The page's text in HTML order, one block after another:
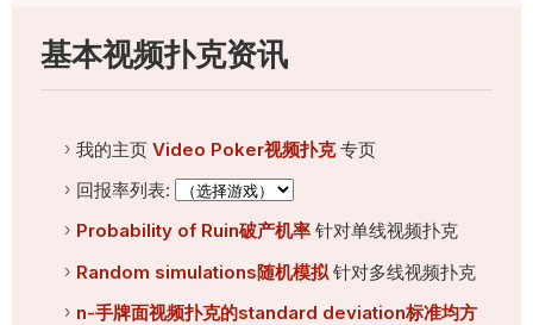
基本视频扑克资讯
我的主页 Video Poker视频扑克专页
回报率列表:
Probability of Ruin破产机率 针对单线视频扑克
Random simulations随机模拟 针对多线视频扑克
n-手牌面视频扑克的standard deviation标准均方